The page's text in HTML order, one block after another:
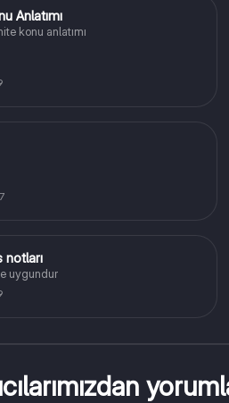
Anlatımı
konu anlatımı
notları
uygundur